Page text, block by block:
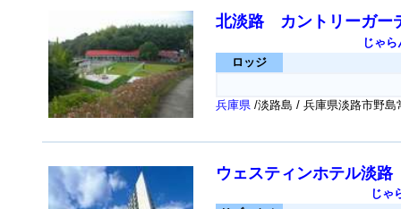
北淡路 カントリーガー
じゃら
ロッジ
兵庫県 /淡路島 / 兵庫県淡路市野島
ウェスティンホテル淡路
じゃ